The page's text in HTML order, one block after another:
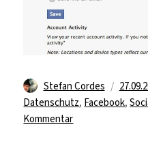
Autor
Stefan Cordes
am
Datenschutz, Facebook,
Kommentarzu